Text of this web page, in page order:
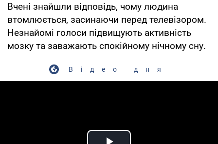
Вчені знайшли відповідь, чому людина
втомлюється, засинаючи перед телевізором.
Незнайомі голоси підвищують активність
мозку та заважають спокійному нічному сну.
Відео дня